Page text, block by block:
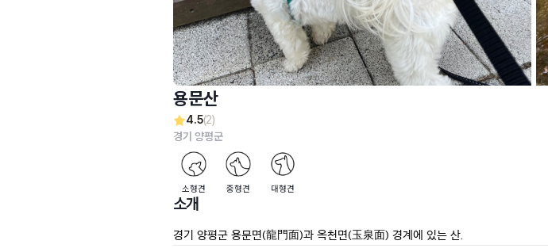
용문산
4.5(2)
경기 양평군
소형견 중형견 대형견
소개
경기 양평군 용문면(龍門面)과 옥천면(玉泉面) 경계에 있는 산.